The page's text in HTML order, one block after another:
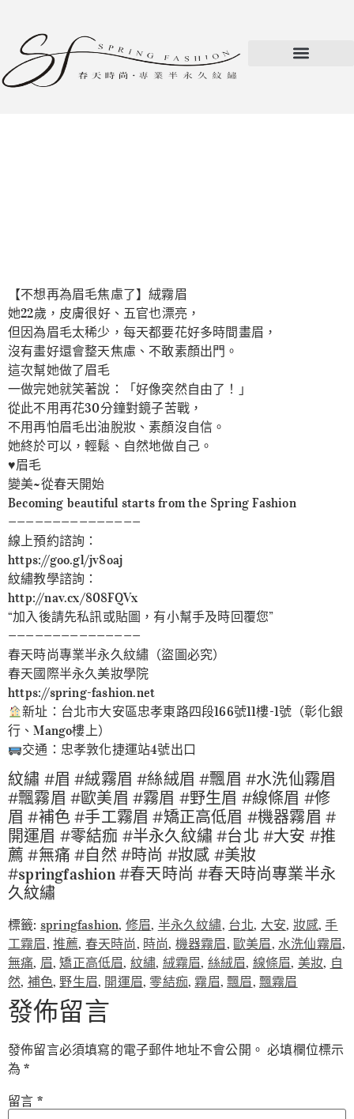
【不想再為眉毛焦慮了】絨霧眉
她22歲，皮膚很好、五官也漂亮，
但因為眉毛太稀少，每天都要花好多時間畫眉，
沒有畫好還會整天焦慮、不敢素顏出門。
這次幫她做了眉毛
一做完她就笑著說：「好像突然自由了！」
從此不用再花30分鐘對鏡子苦戰，
不用再怕眉毛出油脫妝、素顏沒自信。
她終於可以，輕鬆、自然地做自己。
♥️眉毛
變美~從春天開始
Becoming beautiful starts from the Spring Fashion
———————————————
線上預約諮詢：
https://goo.gl/jv8oaj
紋繡教學諮詢：
http://nav.cx/808FQVx
“加入後請先私訊或貼圖，有小幫手及時回覆您”
———————————————
春天時尚專業半永久紋繡（盜圖必究）
春天國際半永久美妝學院
https://spring-fashion.net
新址：台北市大安區忠孝東路四段166號11樓-1號（彰化銀
行、Mango樓上）
交通：忠孝敦化捷運站4號出口
紋繡 #眉 #絨霧眉 #絲絨眉 #飄眉 #水洗仙霧眉
#飄霧眉 #歐美眉 #霧眉 #野生眉 #線條眉 #修
眉 #補色 #手工霧眉 #矯正高低眉 #機器霧眉 #
開運眉 #零結痂 #半永久紋繡 #台北 #大安 #推
薦 #無痛 #自然 #時尚 #妝感 #美妝
#springfashion #春天時尚 #春天時尚專業半永
久紋繡
標籤: springfashion, 修眉, 半永久紋繡, 台北, 大安, 妝感,手
工霧眉,推薦, 春天時尚, 時尚, 機器霧眉,歐美眉,水洗仙霧眉,
無痛, 眉,矯正高低眉, 紋繡, 絨霧眉, 絲絨眉, 線條眉, 美妝, 自
然, 補色, 野生眉, 開運眉, 零結痂,霧眉,飄眉,飄霧眉
發佈留言
發佈留言必須填寫的電子郵件地址不會公開。 必填欄位標示
為*
留言 *